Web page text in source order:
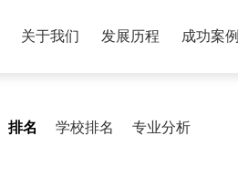
关于我们 发展历程 成功案例
排名 学校排名 专业分析